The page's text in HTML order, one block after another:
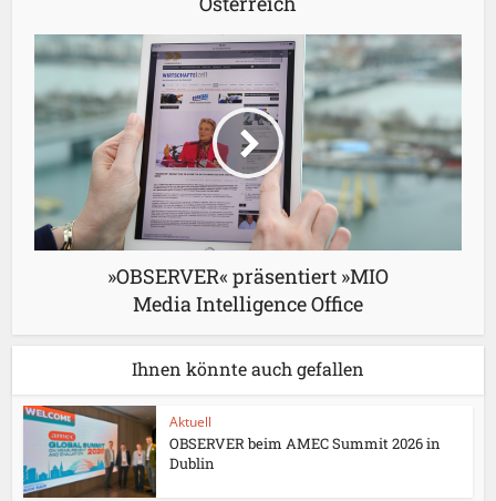
»OBSERVER« präsentiert »MIO
Media Intelligence Office
Ihnen könnte auch gefallen
Aktuell
OBSERVER beim AMEC Summit 2026 in
Dublin